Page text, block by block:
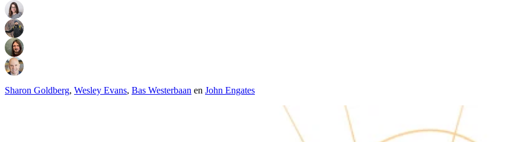
Sharon Goldberg, Wesley Evans, Bas Westerbaan en John Engates